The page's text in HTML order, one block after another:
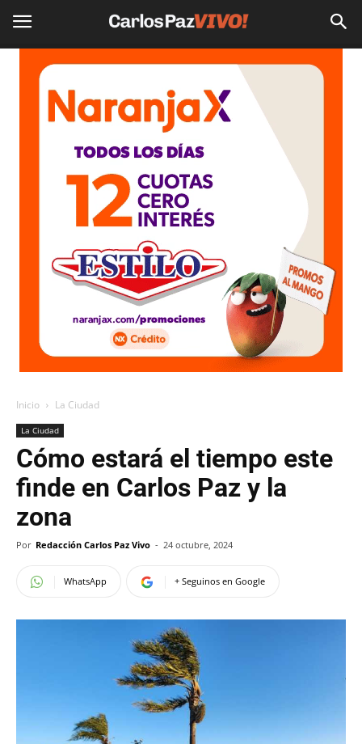
Inicio La Ciudad
La Ciudad
Cómo estará el tiempo este
finde en Carlos Paz y la
zona
Por Redacción Carlos Paz Vivo - 24 octubre, 2024
WhatsApp + Seguinos en Google